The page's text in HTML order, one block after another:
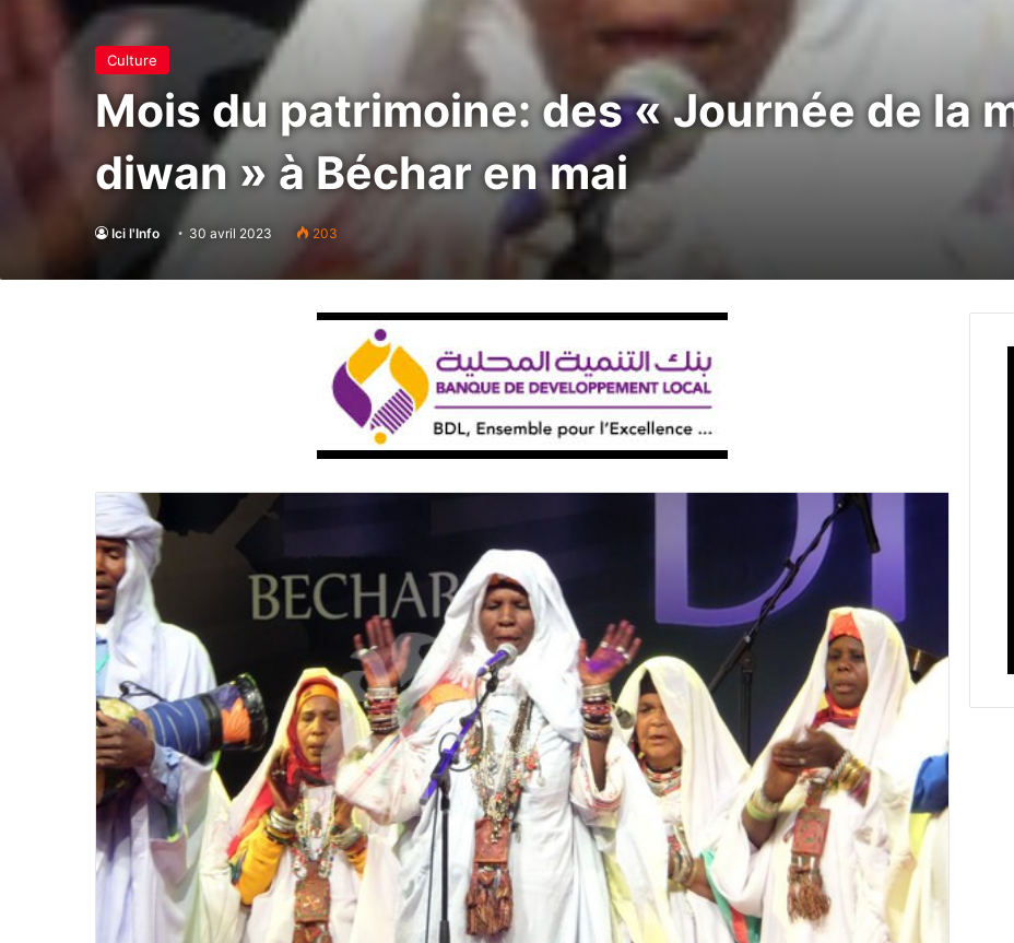
Culture
Mois du patrimoine: des « Journée de la
diwan » à Béchar en mai
Ici l'Info 30 avril 2023 203